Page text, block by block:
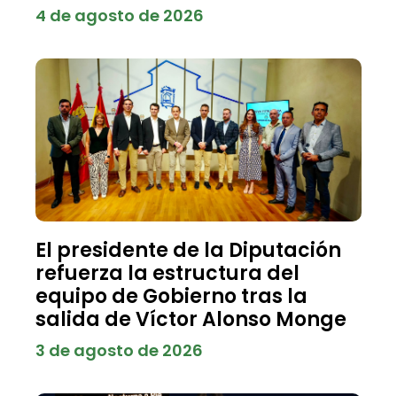
4 de agosto de 2026
El presidente de la Diputación
refuerza la estructura del
equipo de Gobierno tras la
salida de Víctor Alonso Monge
3 de agosto de 2026